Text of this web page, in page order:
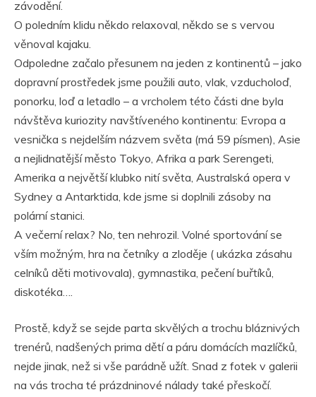
závodění.
O poledním klidu někdo relaxoval, někdo se s vervou
věnoval kajaku.
Odpoledne začalo přesunem na jeden z kontinentů – jako
dopravní prostředek jsme použili auto, vlak, vzducholoď,
ponorku, loď a letadlo – a vrcholem této části dne byla
návštěva kuriozity navštíveného kontinentu: Evropa a
vesnička s nejdelším názvem světa (má 59 písmen), Asie
a nejlidnatější město Tokyo, Afrika a park Serengeti,
Amerika a největší klubko nití světa, Australská opera v
Sydney a Antarktida, kde jsme si doplnili zásoby na
polární stanici.
A večerní relax? No, ten nehrozil. Volné sportování se
vším možným, hra na četníky a zloděje ( ukázka zásahu
celníků děti motivovala), gymnastika, pečení buřtíků,
diskotéka….
Prostě, když se sejde parta skvělých a trochu bláznivých
trenérů, nadšených prima dětí a páru domácích mazlíčků,
nejde jinak, než si vše parádně užít. Snad z fotek v galerii
na vás trocha té prázdninové nálady také přeskočí.